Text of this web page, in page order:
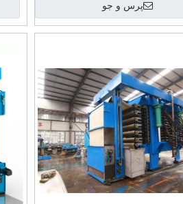
دیسک سرامیکی با کیفیت بالا
پرس و جو